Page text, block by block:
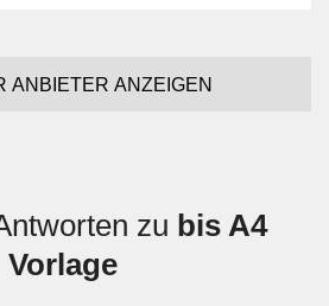
ANBIETER ANZEIGEN
zu bis A4
Vorlage